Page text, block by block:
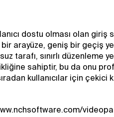
dostu olması olan giriş
bir arayüze, geniş bir geçiş
tarafı, sınırlı düzenleme
sahiptir, bu da onu
kullanıcılar için çekici